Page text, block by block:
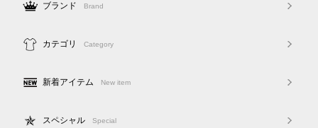
ブランド Brand
カテゴリ Category
新着アイテム New item
スペシャル Special